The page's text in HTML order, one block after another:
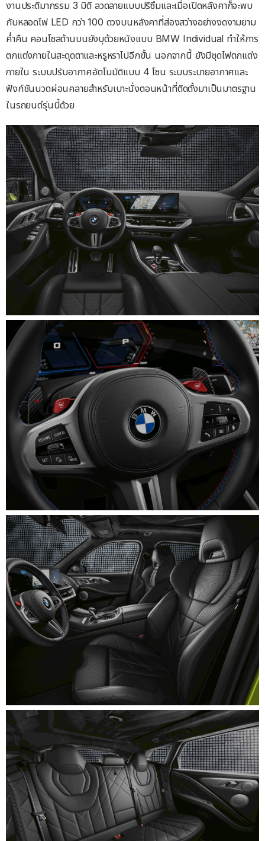
งานประติมากรรม 3 มิติ ลวดลายแบบปริซึมและเมื่อเปิดหลังคาก็จะพบ
กับหลอดไฟ LED กว่า 100 ดวงบนหลังคาที่ส่องสว่างอย่างงดงามยาม
ค่ำคืน คอนโซลด้านบนยังบุด้วยหนังแบบ BMW Individual ทำให้การ
ตกแต่งภายในสะดุดตาและหรูหราไปอีกขั้น นอกจากนี้ ยังมีชุดไฟตกแต่ง
ภายใน ระบบปรับอากาศอัตโนมัติแบบ 4 โซน ระบบระบายอากาศและ
ฟังก์ชันนวดผ่อนคลายสําหรับเบาะนั่งตอนหน้าที่ติดตั้งมาเป็นมาตรฐาน
ในรถยนต์รุ่นนี้ด้วย